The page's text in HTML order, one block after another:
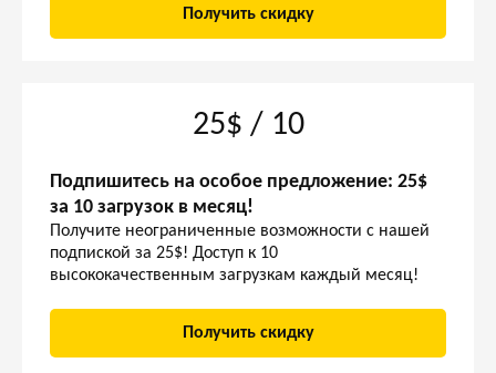
Получить скидку
25$ / 10
Подпишитесь на особое предложение: 25$
за 10 загрузок в месяц!
Получите неограниченные возможности с нашей
подпиской за 25$! Доступ к 10
высококачественным загрузкам каждый месяц!
Получить скидку